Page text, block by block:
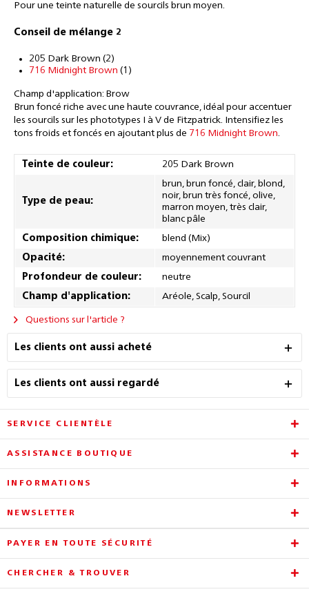
Pour une teinte naturelle de sourcils brun moyen.
Conseil de mélange 2
205 Dark Brown (2)
716 Midnight Brown (1)
Champ d'application: Brow
Brun foncé riche avec une haute couvrance, idéal pour accentuer
les sourcils sur les phototypes I à V de Fitzpatrick. Intensifiez les
tons froids et foncés en ajoutant plus de 716 Midnight Brown.
Teinte de couleur: 205 Dark Brown
Type de peau:
brun, brun foncé, clair, blond,
noir, brun très foncé, olive,
marron moyen, très clair,
blanc pâle
Composition chimique:
blend (Mix)
Opacité:
moyennement couvrant
Profondeur de couleur:
neutre
Champ d'application:
Aréole, Scalp, Sourcil
Questions sur l'article ?
Les clients ont aussi acheté
Les clients ont aussi regardé
SERVICE CLIENTÈLE
ASSISTANCE BOUTIQUE
INFORMATIONS
NEWSLETTER
PAYER EN TOUTE SÉCURITÉ
CHERCHER & TROUVER